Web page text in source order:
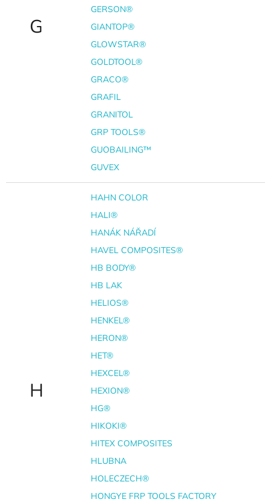
G
GERSON®
GIANTOP®
GLOWSTAR®
GOLDTOOL®
GRACO®
GRAFIL
GRANITOL
GRP TOOLS®
GUOBAILING™
GUVEX
H
HAHN COLOR
HALI®
HANÁK NÁŘADÍ
HAVEL COMPOSITES®
HB BODY®
HB LAK
HELIOS®
HENKEL®
HERON®
HET®
HEXCEL®
HEXION®
HG®
HIKOKI®
HITEX COMPOSITES
HLUBNA
HOLECZECH®
HONGYE FRP TOOLS FACTORY